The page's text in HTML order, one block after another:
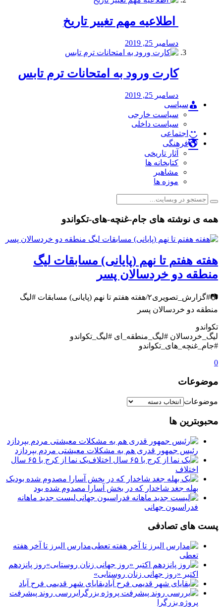
️ اطلاعیه مهم تغییر تاریخ
دسامبر 25, 2019
کارت ورود به امتحانات ترم تابس
دسامبر 25, 2019
سیاسی
سیاست خارجی
سیاست داخلی
اجتماعی
فرهنگی
آثار تاریخی
کتابخانه ها
مشاهیر
موزه ها
همه ی نوشته های جام-غنچه-های-تکواندو
هفته هفتم تا نهم (پایانی) مسابقات لیگ
منطقه دو خردسالان پسر
📷#گزارش_تصویری۲/هفته هفتم تا نهم (پایانی) مسابقات #لیگ
منطقه دو خردسالان پسر
تکواندو
لیگ_خردسالان #لیگ_منطقه_ای #لیگ_تکواندو
#جام_غنچه_های_تکواندو
0
موضوعات
موضوعات
محبوبترین ها
رئیس جمهور قدری هم به مشکلات معیشتی مردم بپردازد
یک نما از کرج با ۶۵ سال
اختلاف
یک
بهله جغد شاخدار که در بخش آسارا مصدوم شده بود
لیست جدید ماهانه
فدراسیون جهانی
پست های تصادفی
مدارس البرز تا آخر هفته
تعطی
روز پانزدهم
اکتبر «روز جهانی زنان روستایی»
بقاياى شهر قديمى فرح آباد
بررسی روند پیشرفت
پروژه بزرگرا